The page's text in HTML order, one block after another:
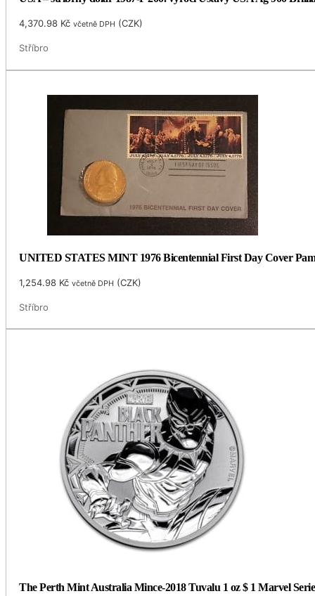
4,370.98 Kč včetně DPH (CZK)
Stříbro
UNITED STATES MINT 1976 Bicentennial First Day Cover
1,254.98 Kč včetně DPH (CZK)
Stříbro
The Perth Mint Australia Mince-2018 Tuvalu 1 oz $ 1 Marvel